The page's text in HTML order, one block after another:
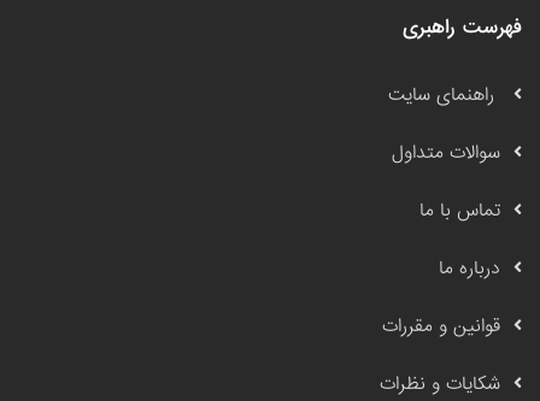
فهرست راهبری
راهنمای سایت
سوالات متداول
تماس با ما
درباره ما
قوانین و مقررات
شکایات و نظرات